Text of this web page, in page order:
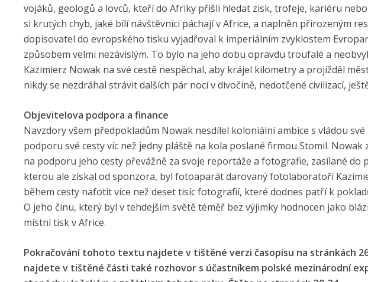
vojáků, geologů a lovců, kteří do Afriky přišli hledat zisk, trofeje, kariéru
si krutých chyb, jaké bílí návštěvníci páchají v Africe, a naplněn přirozeným
dopisovatel do evropského tisku vyjadřoval k imperiálním zvyklostem
způsobem velmi nezávislým. To bylo na jeho dobu opravdu troufalé a
Kazimierz Nowak na své cestě nespěchal, aby krájel kilometry a projížděl
nikdy se nezdráhal strávit dalších pár nocí v divočině, nedotčené civilizací,
Objevitelova podpora a finance
Navzdory všem předpokladům Nowak nesdílel koloniální ambice s vládou
podporu své cesty víc než jedny pláště na kola poslané firmou Stomil.
na podporu jeho cesty převážně za svoje reportáže a fotografie, zasílané do
kterou ale získal od sponzora, byl fotoaparát darovaný fotolaboratoří
během cesty nafotit více než deset tisíc fotografií, které dodnes patří k
O jeho činu, který byl v tehdejším světě téměř bez výjimky hodnocen jako
místní tisk v Africe.
Pokračování tohoto textu najdete v tištěné verzi časopisu na stránkách
najdete v tištěné části také rozhovor s účastníkem polské mezinárodní